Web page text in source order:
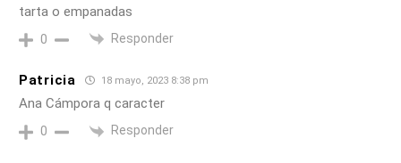
tarta o empanadas
0 Responder
Patricia 18 mayo, 2023 8:38 pm
Ana Cámpora q caracter
0 Responder